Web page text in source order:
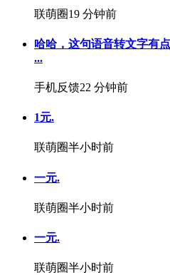
联萌圈19 分钟前
哈哈，这句语音转文字有
...
手机反馈22 分钟前
1元.
联萌圈半小时前
一元.
联萌圈半小时前
一元.
联萌圈半小时前